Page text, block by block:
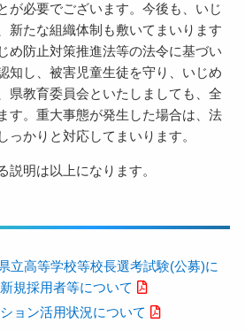
が必要でございます。今後も、いじ
新たな組織体制も敷いてまいります
め防止対策推進法等の法令に基づい
知し、被害児童生徒を守り、いじめ
県教育委員会といたしましても、全
す。重大事態が発生した場合は、法
っかりと対応してまいります。
説明は以上になります。
立高等学校等校長選考試験(公募)に
規採用者等について
ョン活用状況について